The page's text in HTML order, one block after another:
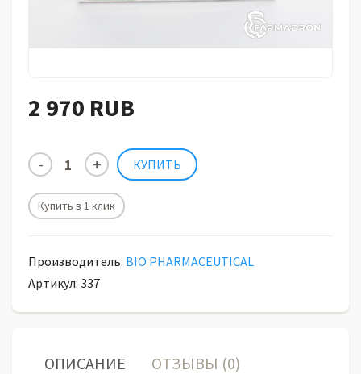
2 970 RUB
Купить в 1 клик
Производитель: BIO PHARMACEUTICAL
Артикул: 337
ОПИСАНИЕ ОТЗЫВЫ (0)